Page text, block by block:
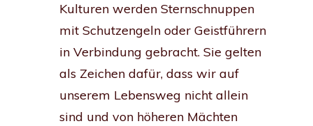
Kulturen werden Sternschnuppen
mit Schutzengeln oder Geistführern
in Verbindung gebracht. Sie gelten
als Zeichen dafür, dass wir auf
unserem Lebensweg nicht allein
sind und von höheren Mächten